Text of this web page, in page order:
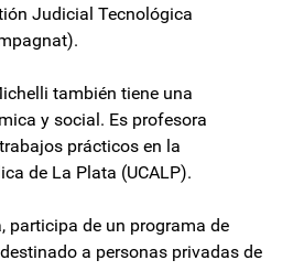
Judicial Tecnológica
también tiene una
y social. Es profesora
prácticos en la
de La Plata (UCALP).
participa de un programa de
a personas privadas de